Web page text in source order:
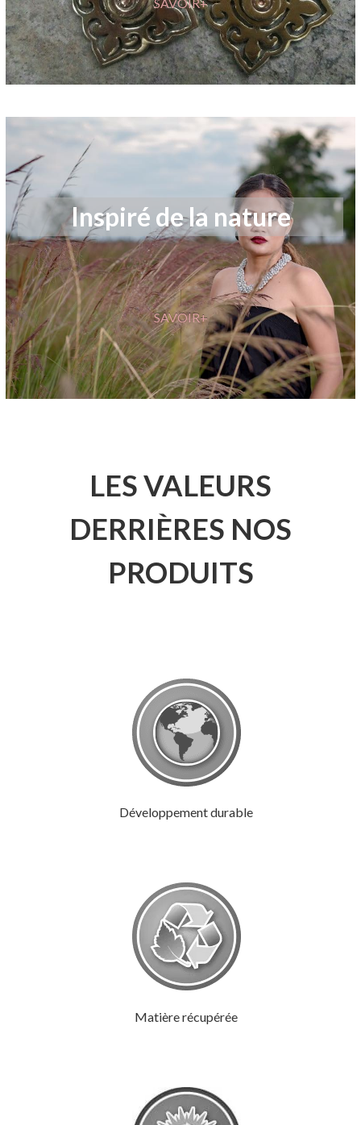
Inspiré de la nature
SAVOIR+
LES VALEURS
DERRIÈRES NOS
PRODUITS
Développement durable
Matière récupérée